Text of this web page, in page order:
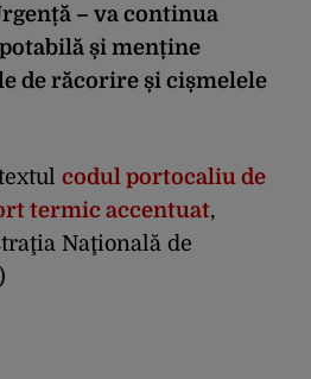
– va continua
și menține
de răcorire și cișmelele
codul portocaliu de
termic accentuat,
Naţională de